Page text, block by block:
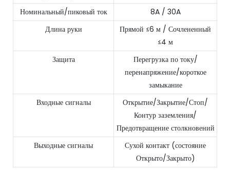
Номинальный/пиковый ток
8A / 30A
Длина руки
Прямой ≤6 м / Сочлененный
≤4 м
Защита
Перегрузка по току/
перенапряжение/короткое
замыкание
Входные сигналы
Открытие/Закрытие/Стоп/
Контур заземления/
Предотвращение столкновений
Выходные сигналы
Сухой контакт (состояние
Открыто/Закрыто)